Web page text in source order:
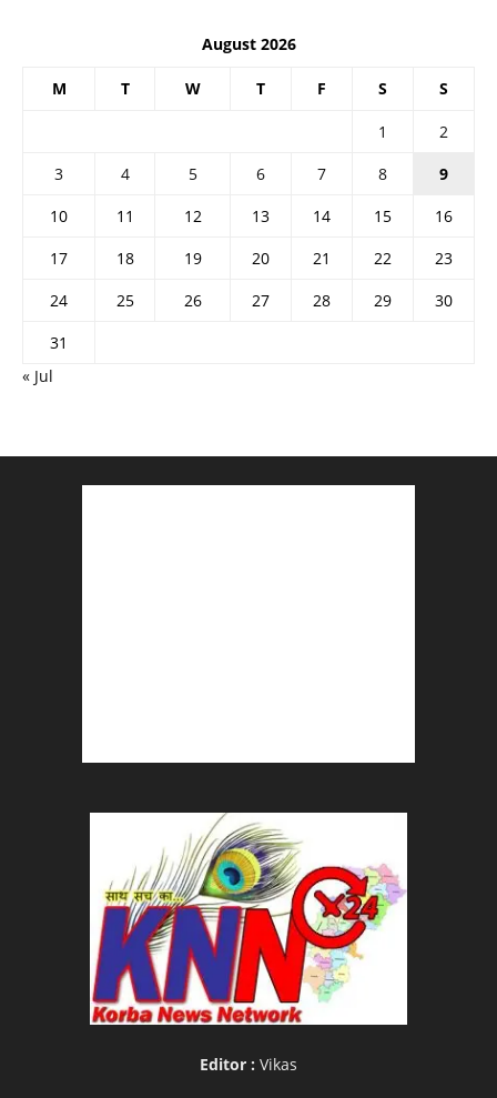
August 2026
M T W T F S S
1
2
3
4 5 6 7 8
9
10
11 12 13 14 15
16
17
18 19 20 21 22
23
24
25 26 27 28 29
30
31
« Jul
Editor : Vikas